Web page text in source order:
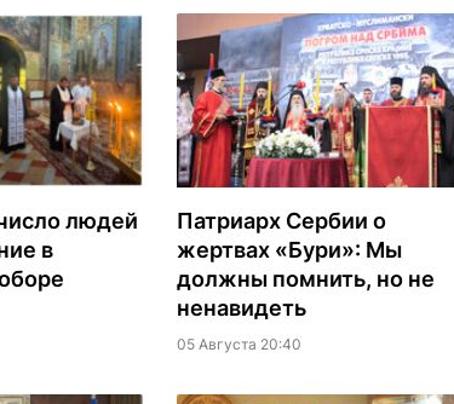
людей
в
Патриарх Сербии о
жертвах «Бури»: Мы
должны помнить, но не
ненавидеть
05 Августа 20:40